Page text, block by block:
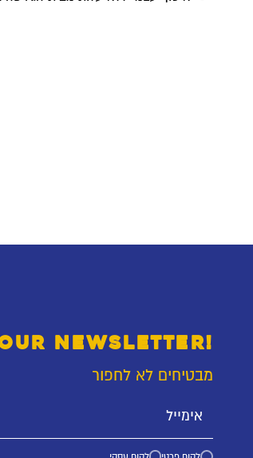
NEWSLETTER!
מבטיחים לא לחפור